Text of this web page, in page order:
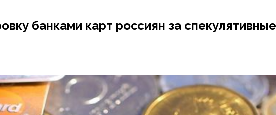
банками карт россиян за спекулятивные